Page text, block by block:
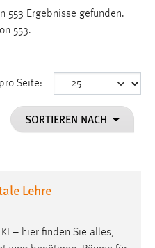
553 Ergebnisse gefunden.
553.
Seite:
SORTIEREN NACH
Lehre
– hier finden Sie alles,
Einverständnis-